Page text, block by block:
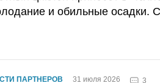
и обильные осадки.
ПАРТНЕРОВ 31 июля 2026 3